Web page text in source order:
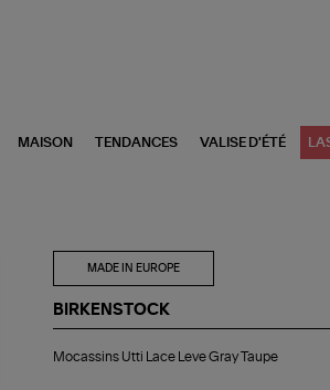
MAISON TENDANCES VALISE D'ÉTÉ
MADE IN EUROPE
BIRKENSTOCK
Utti
Mocassins Utti Lace Leve Gray Taupe